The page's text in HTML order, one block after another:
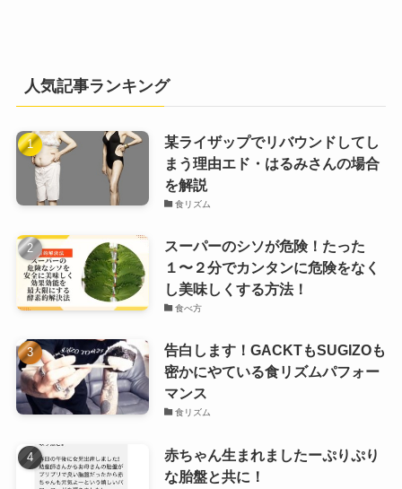
人気記事ランキング
某ライザップでリバウンドしてし
まう理由エド・はるみさんの場合
を解説
食リズム
スーパーのシソが危険！たった
１〜２分でカンタンに危険をなく
し美味しくする方法！
食べ方
告白します！GACKTもSUGIZOも
密かにやている食リズムパフォー
マンス
食リズム
赤ちゃん生まれましたーぷりぷり
な胎盤と共に！